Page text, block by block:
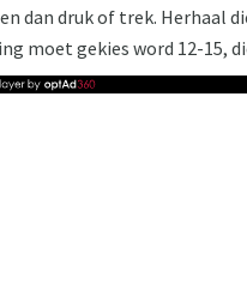
dan druk of trek. Herhaal
moet gekies word 12-15,